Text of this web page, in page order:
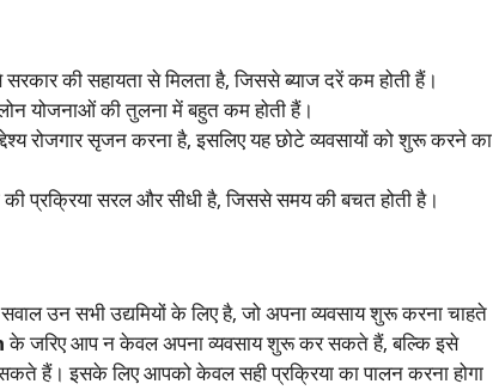
की सहायता से मिलता है, जिससे ब्याज दरें कम होती हैं।
योजनाओं की तुलना में बहुत कम होती हैं।
रोजगार सृजन करना है, इसलिए यह छोटे व्यवसायों को शुरू करने का
प्रक्रिया सरल और सीधी है, जिससे समय की बचत होती है।
उन सभी उद्यमियों के लिए है, जो अपना व्यवसाय शुरू करना चाहते
के जरिए आप न केवल अपना व्यवसाय शुरू कर सकते हैं, बल्कि इसे
सकते हैं। इसके लिए आपको केवल सही प्रक्रिया का पालन करना होगा